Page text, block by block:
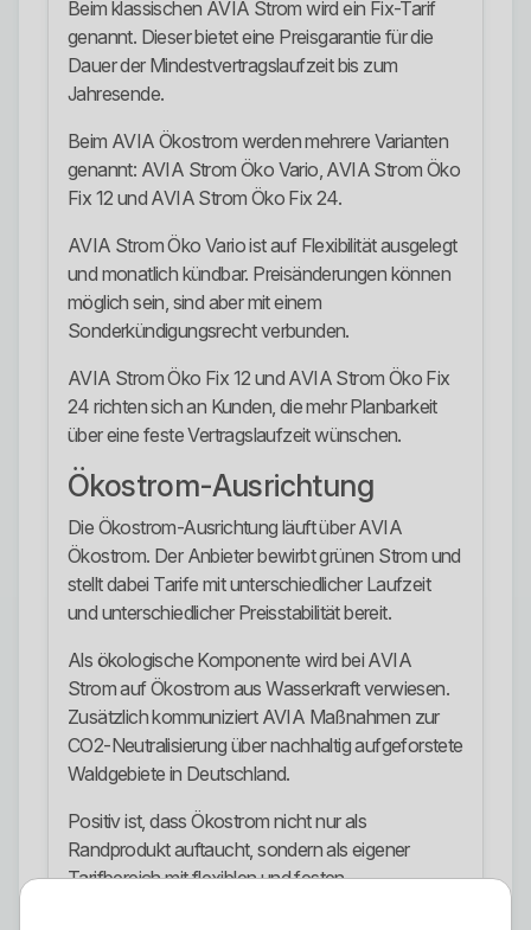
Beim klassischen AVIA Strom wird ein Fix-Tarif
genannt. Dieser bietet eine Preisgarantie für die
Dauer der Mindestvertragslaufzeit bis zum
Jahresende.
Beim AVIA Ökostrom werden mehrere Varianten
genannt: AVIA Strom Öko Vario, AVIA Strom Öko
Fix 12 und AVIA Strom Öko Fix 24.
AVIA Strom Öko Vario ist auf Flexibilität ausgelegt
und monatlich kündbar. Preisänderungen können
möglich sein, sind aber mit einem
Sonderkündigungsrecht verbunden.
AVIA Strom Öko Fix 12 und AVIA Strom Öko Fix
24 richten sich an Kunden, die mehr Planbarkeit
über eine feste Vertragslaufzeit wünschen.
Ökostrom-Ausrichtung
Die Ökostrom-Ausrichtung läuft über AVIA
Ökostrom. Der Anbieter bewirbt grünen Strom und
stellt dabei Tarife mit unterschiedlicher Laufzeit
und unterschiedlicher Preisstabilität bereit.
Als ökologische Komponente wird bei AVIA
Strom auf Ökostrom aus Wasserkraft verwiesen.
Zusätzlich kommuniziert AVIA Maßnahmen zur
CO2-Neutralisierung über nachhaltig aufgeforstete
Waldgebiete in Deutschland.
Positiv ist, dass Ökostrom nicht nur als
Randprodukt auftaucht, sondern als eigener
Tarifbereich mit flexiblen und festen